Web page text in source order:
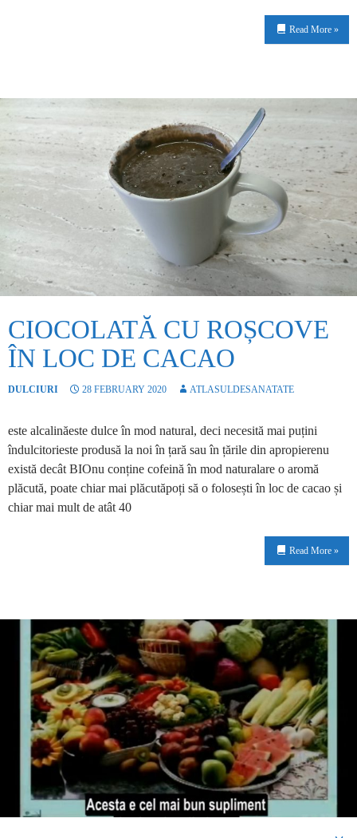
Read More »
CIOCOLATĂ CU ROȘCOVE
ÎN LOC DE CACAO
DULCIURI 28 FEBRUARY 2020 ATLASULDESANATATE
este alcalinăeste dulce în mod natural, deci necesită mai puțini
îndulcitorieste produsă la noi în țară sau în țările din apropierenu
există decât BIOnu conține cofeină în mod naturalare o aromă
plăcută, poate chiar mai plăcutăpoți să o folosești în loc de cacao și
chiar mai mult de atât 40
Read More »